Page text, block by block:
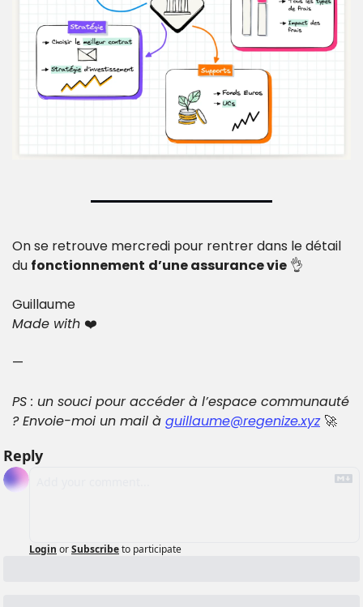
On se retrouve mercredi pour rentrer dans le détail
du fonctionnement d’une assurance vie 👌
Guillaume
Made with ❤️
—
PS : un souci pour accéder à l’espace communauté
? Envoie-moi un mail à guillaume@regenize.xyz 🚀
Reply
Login orSubscribeto participate